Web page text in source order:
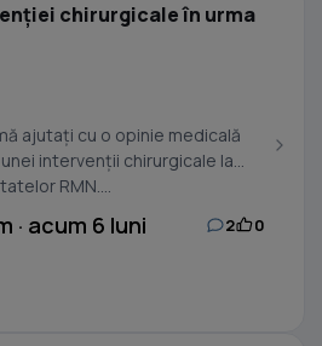
chirurgicale în urma
ajutați cu o opinie medicală
intervenții chirurgicale la
RMN....
· acum 6 luni 2 0